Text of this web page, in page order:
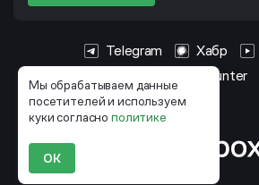
Мы обрабатываем данные
посетителей и используем
куки согласнополитике
ОК
Telegram Хабр
HeadHunter